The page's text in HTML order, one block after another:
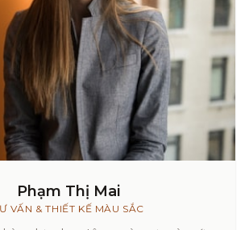
Phạm Thị Mai
VẤN & THIẾT KẾ MÀU SẮC